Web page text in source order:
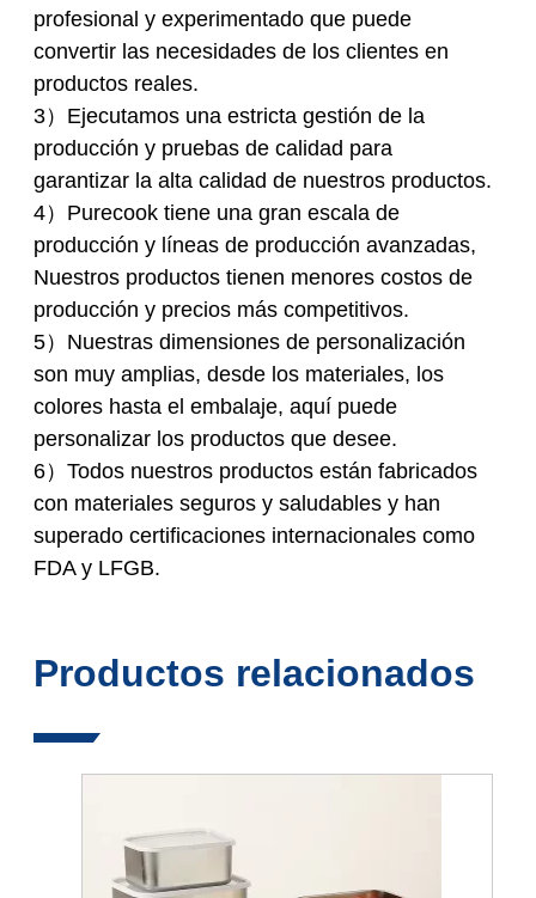
profesional y experimentado que puede
convertir las necesidades de los clientes en
productos reales.
3）Ejecutamos una estricta gestión de la
producción y pruebas de calidad para
garantizar la alta calidad de nuestros productos.
4）Purecook tiene una gran escala de
producción y líneas de producción avanzadas,
Nuestros productos tienen menores costos de
producción y precios más competitivos.
5）Nuestras dimensiones de personalización
son muy amplias, desde los materiales, los
colores hasta el embalaje, aquí puede
personalizar los productos que desee.
6）Todos nuestros productos están fabricados
con materiales seguros y saludables y han
superado certificaciones internacionales como
FDA y LFGB.
Productos relacionados